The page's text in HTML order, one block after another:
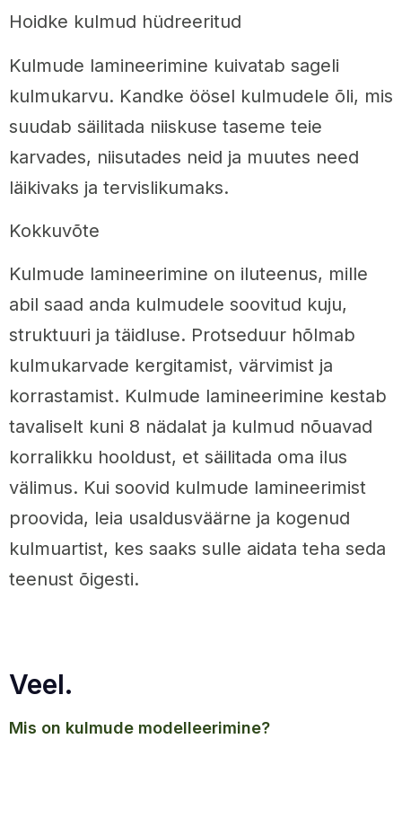
Hoidke kulmud hüdreeritud
Kulmude lamineerimine kuivatab sageli
kulmukarvu. Kandke öösel kulmudele õli, mis
suudab säilitada niiskuse taseme teie
karvades, niisutades neid ja muutes need
läikivaks ja tervislikumaks.
Kokkuvõte
Kulmude lamineerimine on iluteenus, mille
abil saad anda kulmudele soovitud kuju,
struktuuri ja täidluse. Protseduur hõlmab
kulmukarvade kergitamist, värvimist ja
korrastamist. Kulmude lamineerimine kestab
tavaliselt kuni 8 nädalat ja kulmud nõuavad
korralikku hooldust, et säilitada oma ilus
välimus. Kui soovid kulmude lamineerimist
proovida, leia usaldusväärne ja kogenud
kulmuartist, kes saaks sulle aidata teha seda
teenust õigesti.
Veel.
mis on kulmude modelleerimine?